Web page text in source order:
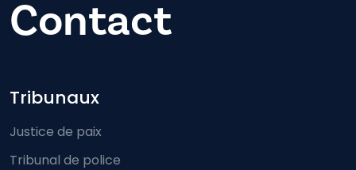
Contact
Footer-menu
Tribunaux
Justice de paix
Tribunal de police